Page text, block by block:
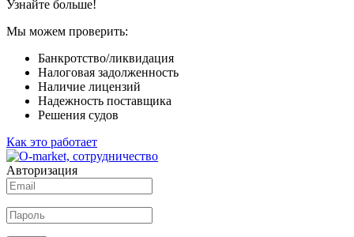
Узнайте больше!
Мы можем проверить:
Банкротство/ликвидация
Налоговая задолженность
Наличие лицензий
Надежность поставщика
Решения судов
Как это работает
Авторизация